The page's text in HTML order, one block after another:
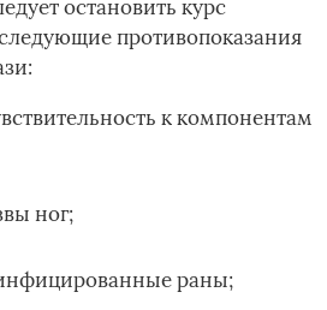
остановить курс
противопоказания
к компонентам
ног;
раны;